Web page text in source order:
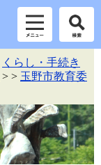
くらし・手続き
> > 玉野市教育委